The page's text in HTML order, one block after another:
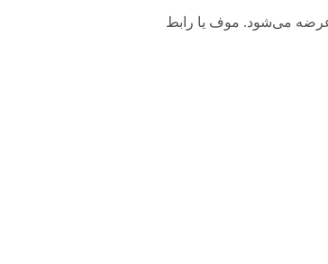
عرضه می‌شود. موف یا رابط